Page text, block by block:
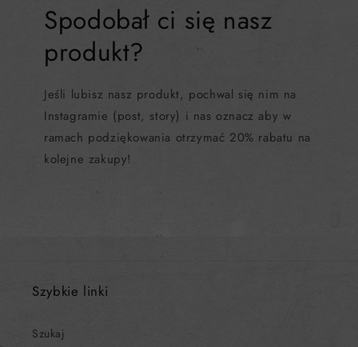
Spodobał ci się nasz
produkt?
Jeśli lubisz nasz produkt, pochwal się nim na
Instagramie (post, story) i nas oznacz aby w
ramach podziękowania otrzymać 20% rabatu na
kolejne zakupy!
Szybkie linki
Szukaj